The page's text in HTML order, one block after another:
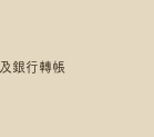
及銀行轉帳